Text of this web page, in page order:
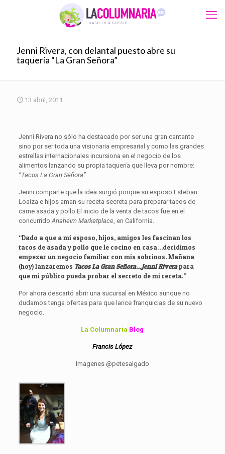
Jenni Rivera, con delantal puesto abre su
taquería “La Gran Señora”
13 abril, 2011
Jenni Rivera no sólo ha destacado por ser una gran cantante
sino por ser toda una visionaria empresarial y como las grandes
estrellas internacionales incursiona en el negocio de los
alimentos lanzando su propia taquería que lleva por nombre:
“Tacos La Gran Señora”.
Jenni comparte que la idea surgió porque su esposo Esteban
Loaiza e hijos aman su receta secreta para preparar tacos de
carne asada y pollo.El inicio de la venta de tacos fue en el
concurridoAnaheim Marketplace, en California.
“Dado a que a mi esposo, hijos, amigos les fascinan los
tacos de asada y pollo que le cocino en casa…decidimos
empezar un negocio familiar con mis sobrinos. Mañana
(hoy) lanzaremos Tacos La Gran Señora…Jenni Riverapara
que mi público pueda probar el secreto de mi receta.”
Por ahora descartó abrir una sucursal en México aunque no
dudamos tenga ofertas para que lance franquicias de su nuevo
negocio.
La Columnaria Blog
Francis López
Imagenes @petesalgado